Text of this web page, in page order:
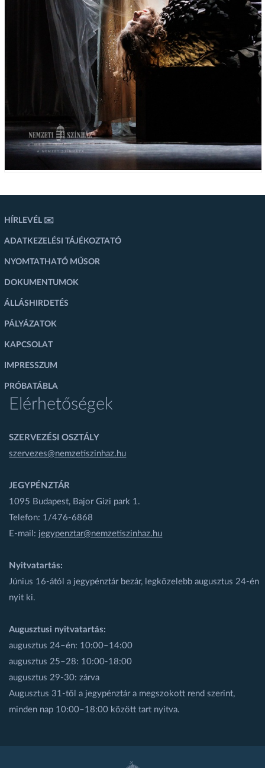
HÍRLEVÉL ✉️
ADATKEZELÉSI TÁJÉKOZTATÓ
NYOMTATHATÓ MŰSOR
DOKUMENTUMOK
ÁLLÁSHIRDETÉS
PÁLYÁZATOK
KAPCSOLAT
IMPRESSZUM
PRÓBATÁBLA
Elérhetőségek
SZERVEZÉSI OSZTÁLY
szervezes@nemzetiszinhaz.hu
JEGYPÉNZTÁR
1095 Budapest, Bajor Gizi park 1.
Telefon: 1/476-6868
E-mail: jegypenztar@nemzetiszinhaz.hu
Nyitvatartás:
Június 16-ától a jegypénztár bezár, legközelebb augusztus 24-én
nyit ki.
Augusztusi nyitvatartás:
augusztus 24–én: 10:00–14:00
augusztus 25–28: 10:00-18:00
augusztus 29-30: zárva
Augusztus 31-től a jegypénztár a megszokott rend szerint,
minden nap 10:00–18:00 között tart nyitva.